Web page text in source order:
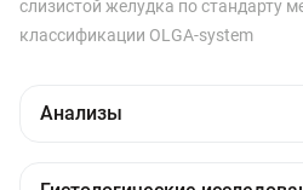
слизистой желудка по стандарту
классификации OLGA-system